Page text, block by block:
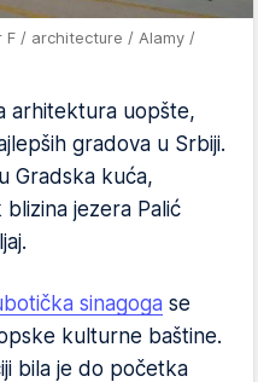
F / architecture / Alamy /
arhitektura uopšte,
gradova u Srbiji.
Gradska kuća,
blizina jezera Palić
sinagoga se
kulturne baštine.
bila je do početka